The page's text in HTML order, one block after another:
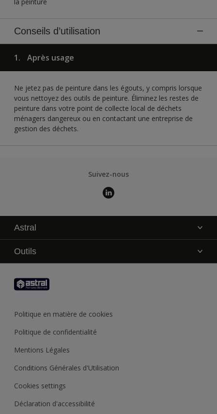
Conseils d’utilisation
1. Après usage
Ne jetez pas de peinture dans les égouts, y compris lorsque
vous nettoyez des outils de peinture. Éliminez les restes de
peinture dans votre point de collecte local de déchets
ménagers dangereux ou en contactant une entreprise de
gestion des déchets.
Suivez-nous
Astral
La marque
Service technique
Contact
Trouver un point de vente
Recycler son pot de peinture
Outils
Politique en matière de cookies
Politique de confidentialité
Mentions Légales
Conditions Générales d'Utilisation
Cookies settings
Déclaration d'accessibilité